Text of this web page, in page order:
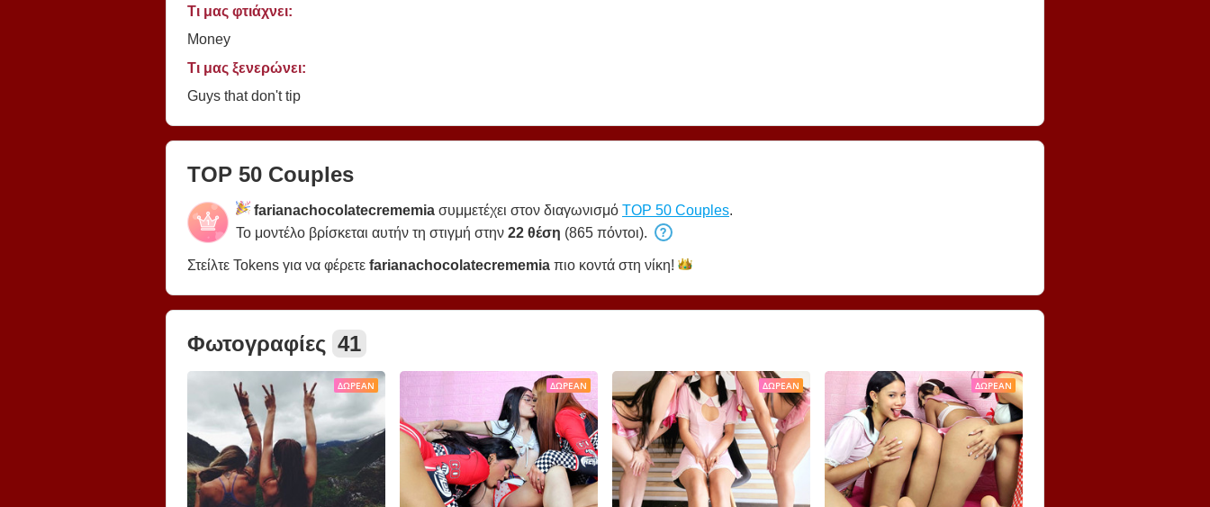
Τι μας φτιάχνει:
Money
Τι μας ξενερώνει:
Guys that don't tip
TOP 50 Couples
farianachocolatecrememia συμμετέχει στον διαγωνισμό TOP 50 Couples.
Το μοντέλο βρίσκεται αυτήν τη στιγμή στην 22 θέση (865 πόντοι).
Στείλτε Tokens για να φέρετε farianachocolatecrememia πιο κοντά στη νίκη!
Φωτογραφίες 41
ΔΩΡΕΆΝ ΔΩΡΕΆΝ ΔΩΡΕΆΝ ΔΩΡΕΆΝ